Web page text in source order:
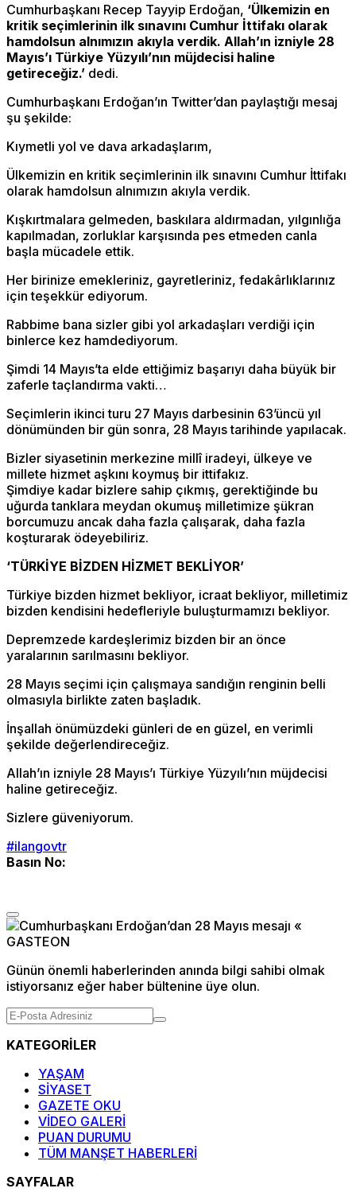
Cumhurbaşkanı Recep Tayyip Erdoğan, ‘Ülkemizin en
kritik seçimlerinin ilk sınavını Cumhur İttifakı olarak
hamdolsun alnımızın akıyla verdik. Allah’ın izniyle 28
Mayıs’ı Türkiye Yüzyılı’nın müjdecisi haline
getireceğiz.’ dedi.
Cumhurbaşkanı Erdoğan’ın Twitter’dan paylaştığı mesaj
şu şekilde:
Kıymetli yol ve dava arkadaşlarım,
Ülkemizin en kritik seçimlerinin ilk sınavını Cumhur İttifakı
olarak hamdolsun alnımızın akıyla verdik.
Kışkırtmalara gelmeden, baskılara aldırmadan, yılgınlığa
kapılmadan, zorluklar karşısında pes etmeden canla
başla mücadele ettik.
Her birinize emekleriniz, gayretleriniz, fedakârlıklarınız
için teşekkür ediyorum.
Rabbime bana sizler gibi yol arkadaşları verdiği için
binlerce kez hamdediyorum.
Şimdi 14 Mayıs’ta elde ettiğimiz başarıyı daha büyük bir
zaferle taçlandırma vakti…
Seçimlerin ikinci turu 27 Mayıs darbesinin 63’üncü yıl
dönümünden bir gün sonra, 28 Mayıs tarihinde yapılacak.
Bizler siyasetinin merkezine millî iradeyi, ülkeye ve
millete hizmet aşkını koymuş bir ittifakız.
Şimdiye kadar bizlere sahip çıkmış, gerektiğinde bu
uğurda tanklara meydan okumuş milletimize şükran
borcumuzu ancak daha fazla çalışarak, daha fazla
koşturarak ödeyebiliriz.
‘TÜRKİYE BİZDEN HİZMET BEKLİYOR’
Türkiye bizden hizmet bekliyor, icraat bekliyor, milletimiz
bizden kendisini hedefleriyle buluşturmamızı bekliyor.
Depremzede kardeşlerimiz bizden bir an önce
yaralarının sarılmasını bekliyor.
28 Mayıs seçimi için çalışmaya sandığın renginin belli
olmasıyla birlikte zaten başladık.
İnşallah önümüzdeki günleri de en güzel, en verimli
şekilde değerlendireceğiz.
Allah’ın izniyle 28 Mayıs’ı Türkiye Yüzyılı’nın müjdecisi
haline getireceğiz.
Sizlere güveniyorum.
#ilangovtr
Basın No:
Günün önemli haberlerinden anında bilgi sahibi olmak
istiyorsanız eğer haber bültenine üye olun.
KATEGORİLER
YAŞAM
SİYASET
GAZETE OKU
VİDEO GALERİ
PUAN DURUMU
TÜM MANŞET HABERLERİ
SAYFALAR